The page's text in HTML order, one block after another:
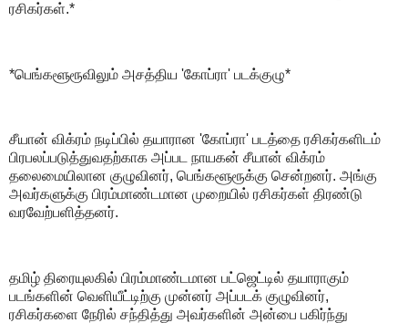
ரசிகர்கள்.*
*பெங்களூரூவிலும் அசத்திய 'கோப்ரா' படக்குழு*
சீயான் விக்ரம் நடிப்பில் தயாரான 'கோப்ரா' படத்தை ரசிகர்களிடம்
பிரபலப்படுத்துவதற்காக அப்பட நாயகன் சீயான் விக்ரம்
தலைமையிலான குழுவினர், பெங்களூரூக்கு சென்றனர். அங்கு
அவர்களுக்கு பிரம்மாண்டமான முறையில் ரசிகர்கள் திரண்டு
வரவேற்பளித்தனர்.
தமிழ் திரையுலகில் பிரம்மாண்டமான பட்ஜெட்டில் தயாராகும்
படங்களின் வெளியீட்டிற்கு முன்னர் அப்படக் குழுவினர்,
ரசிகர்களை நேரில் சந்தித்து அவர்களின் அன்பை பகிர்ந்து